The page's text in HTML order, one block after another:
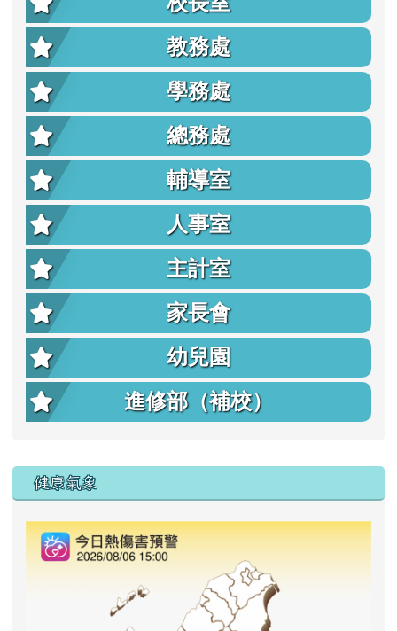
教務處
學務處
總務處
輔導室
人事室
主計室
家長會
幼兒園
進修部（補校）
右邊區域內容
健康氣象